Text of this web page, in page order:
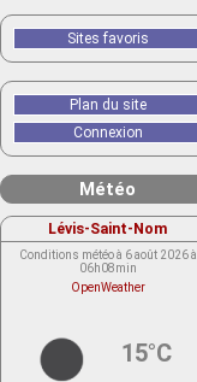
Sites favoris
Plan du site
Connexion
Météo
Lévis-Saint-Nom
Conditions météo à 6 août 2026 à
06h08min
OpenWeather
15°C